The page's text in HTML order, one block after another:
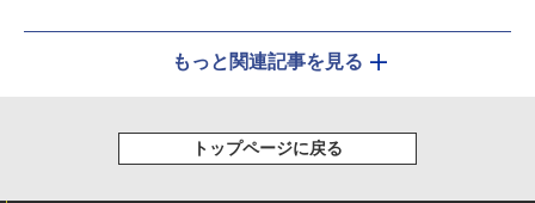
もっと関連記事を見る
トップページに戻る